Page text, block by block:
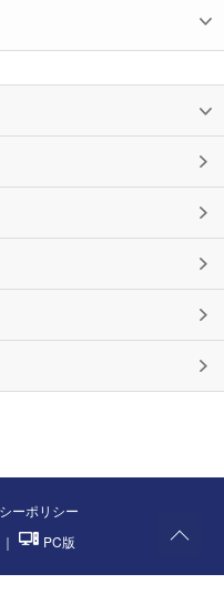
ーポリシー
｜ PC版